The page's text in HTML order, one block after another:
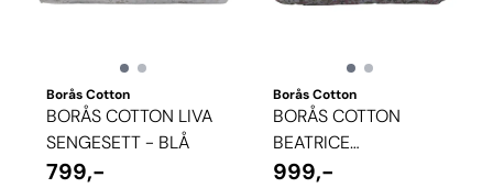
Borås Cotton
BORÅS COTTON LIVA
SENGESETT - BLÅ
799,-
Borås Cotton
BORÅS COTTON
BEATRICE
SENGESETT
999,-